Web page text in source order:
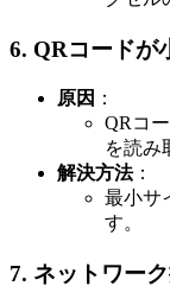
6. QRコードが
原因 ：
QRコ
を読み
解決方法：
最小サ
す。
7. ネットワー